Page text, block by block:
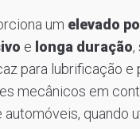
um elevado
e longa duração,
para lubrificação e
mecânicos em
automóveis, quando